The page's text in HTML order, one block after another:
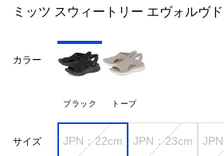
ミッツ スウィートリー エヴォルヴ
カラー
ブラック トープ
サイズ JPN：22cm JPN：23cm